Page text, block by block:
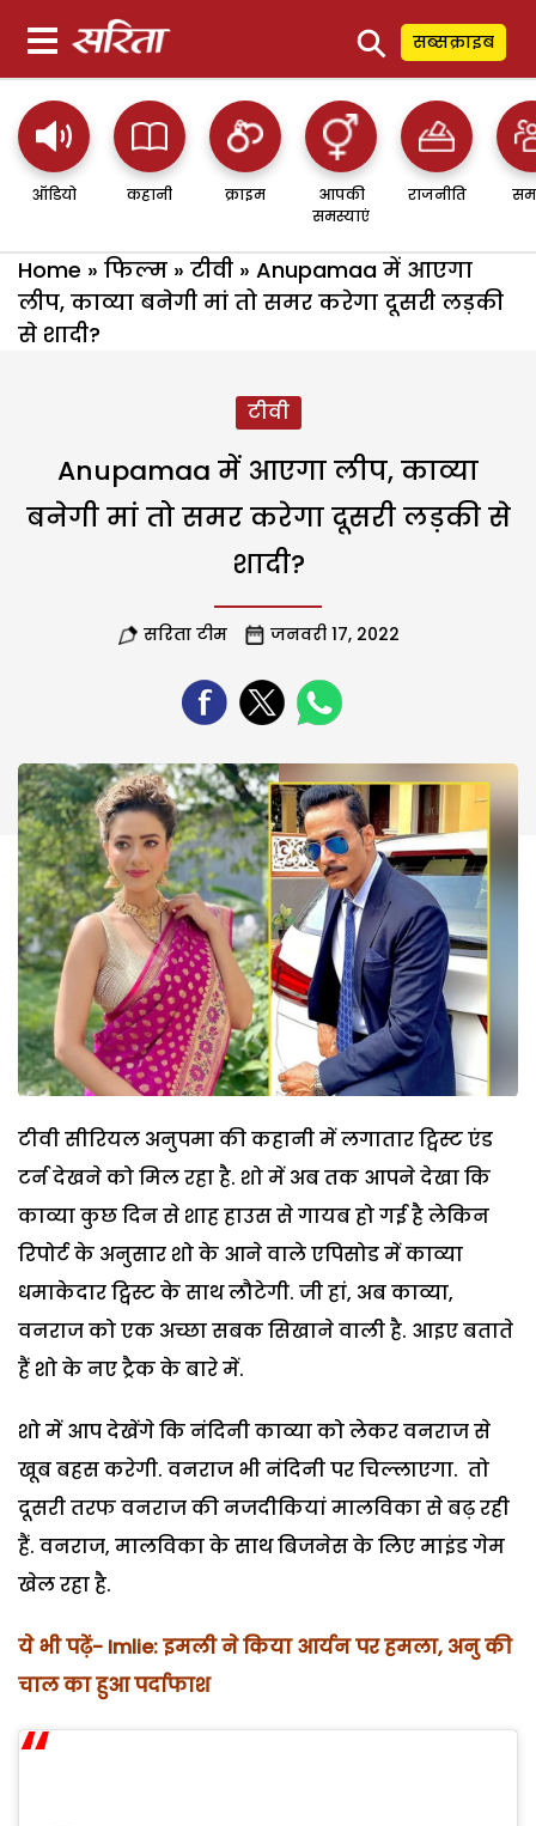
⚲ सब्सक्राइब
ऑडियो कहानी क्राइम
आपकी
समस्याएं
राजनीति
Home » फिल्म » टीवी » Anupamaa में आएगा
लीप, काव्या बनेगी मां तो समर करेगा दूसरी लड़की
से शादी?
टीवी
Anupamaa में आएगा लीप, काव्या
बनेगी मां तो समर करेगा दूसरी लड़की से
शादी?
सरिता टीम जनवरी 17, 2022
टीवी सीरियल अनुपमा की कहानी में लगातार ट्विस्ट एंड
टर्न देखने को मिल रहा है. शो में अब तक आपने देखा कि
काव्या कुछ दिन से शाह हाउस से गायब हो गई है लेकिन
रिपोर्ट के अनुसार शो के आने वाले एपिसोड में काव्या
धमाकेदार ट्विस्ट के साथ लौटेगी. जी हां, अब काव्या,
वनराज को एक अच्छा सबक सिखाने वाली है. आइए बताते
हैं शो के नए ट्रैक के बारे में.
शो में आप देखेंगे कि नंदिनी काव्या को लेकर वनराज से
खूब बहस करेगी. वनराज भी नंदिनी पर चिल्लाएगा. तो
दूसरी तरफ वनराज की नजदीकियां मालविका से बढ़ रही
हैं. वनराज, मालविका के साथ बिजनेस के लिए माइंड गेम
खेल रहा है.
ये भी पढ़ें- Imlie: इमली ने किया आर्यन पर हमला, अनु की
चाल का हुआ पर्दाफाश